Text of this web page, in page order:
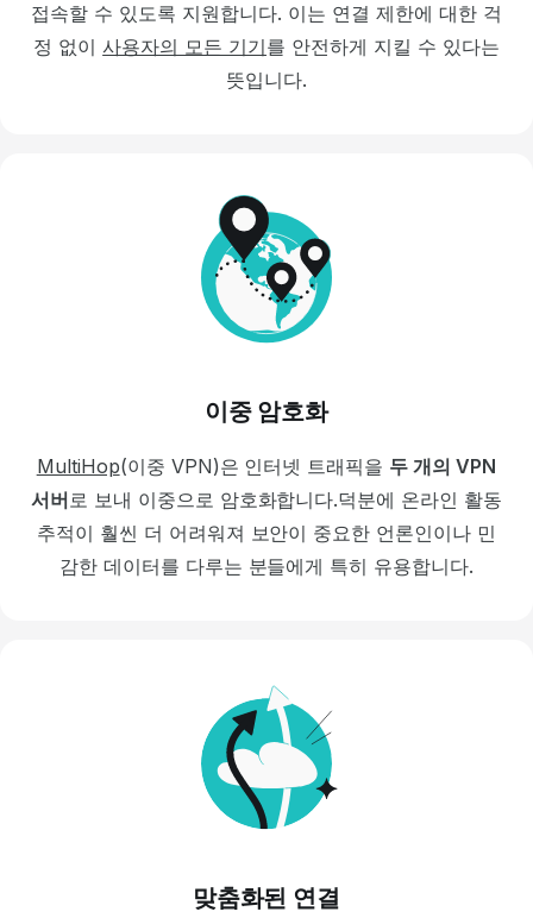
접속할 수 있도록 지원합니다. 이는 연결 제한에 대한 걱
정 없이사용자의 모든 기기를 안전하게 지킬 수 있다는
뜻입니다.
이중 암호화
MultiHop(이중 VPN)은 인터넷 트래픽을 두 개의 VPN
서버로 보내 이중으로 암호화합니다.덕분에 온라인 활동
추적이 훨씬 더 어려워져 보안이 중요한 언론인이나 민
감한 데이터를 다루는 분들에게 특히 유용합니다.
맞춤화된 연결